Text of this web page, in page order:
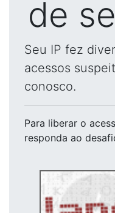
de
Seu IP fez
acessos
conosco.
Para liberar o
responda ao